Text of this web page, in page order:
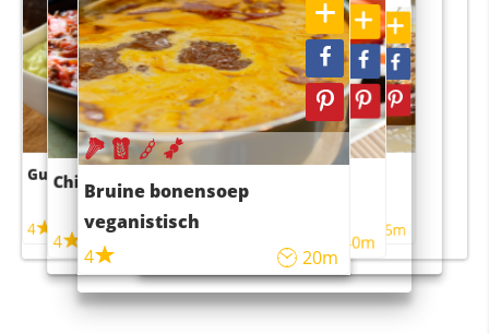
Guacamole
4
Chili con carne
4
Bruine bonensoep
veganistisch
4
20m
Sushi rijstsalade
maaltijdsalade
40m
4 55m